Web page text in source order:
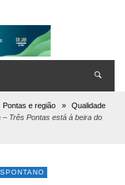
e região »
Qualidade
– Três Pontas está à beira do